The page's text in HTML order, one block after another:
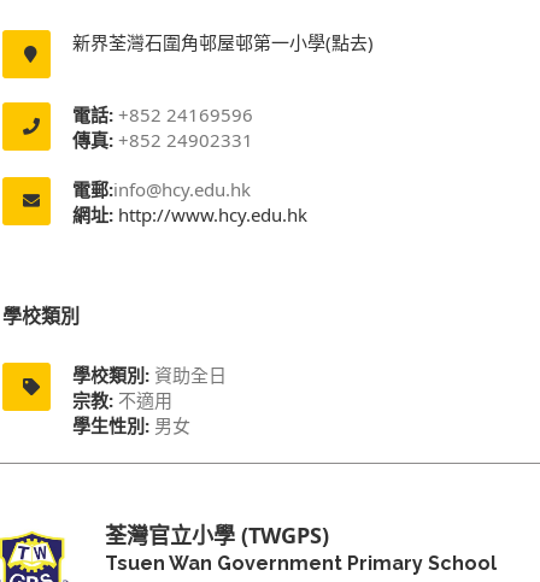
新界荃灣石圍角邨屋邨第一小學(點去)
電話: +852 24169596
傳真: +852 24902331
電郵:info@hcy.edu.hk
網址: http://www.hcy.edu.hk
學校類別
學校類別: 資助全日
宗教: 不適用
學生性別: 男女
荃灣官立小學 (TWGPS)
Tsuen Wan Government Primary School